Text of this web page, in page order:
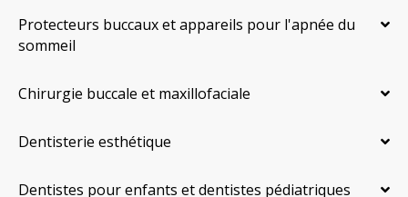
Protecteurs buccaux et appareils pour l'apnée du
sommeil
Chirurgie buccale et maxillofaciale
Dentisterie esthétique
Dentistes pour enfants et dentistes pédiatriques